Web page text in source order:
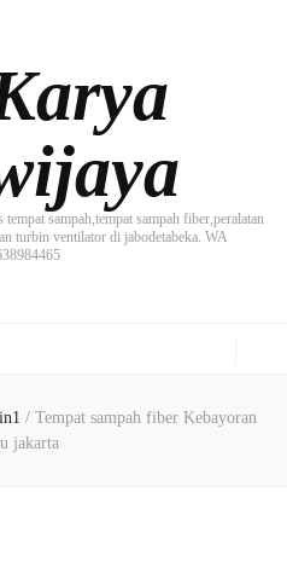
sampah,tempat sampah fiber,peralatan
turbin ventilator di jabodetabeka. WA
/ Tempat sampah fiber Kebayoran
jakarta